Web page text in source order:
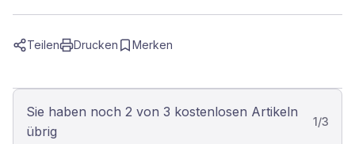
Teilen Drucken Merken
Sie haben noch 2 von 3 kostenlosen Artikeln
übrig
1/3